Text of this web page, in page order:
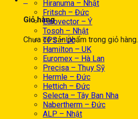
Giỏ hàng
Chưa có sản phẩm trong giỏ hàng.
Hiranuma – Nhật
Fritsch – Đức
Eurovector – Ý
Tosoh – Nhật
TPS – Úc
Hamilton – UK
Euromex – Hà Lan
Precisa – Thụy Sỹ
Hermle – Đức
Hettich – Đức
Selecta – Tây Ban Nha
Nabertherm – Đức
ALP – Nhật